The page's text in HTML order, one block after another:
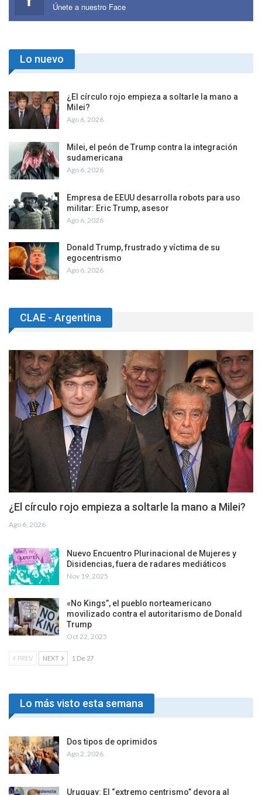
Únete a nuestro Face
Lo nuevo
¿El círculo rojo empieza a soltarle la mano a
Milei?
Ago 6, 2026
Milei, el peón de Trump contra la integración
sudamericana
Ago 6, 2026
Empresa de EEUU desarrolla robots para uso
militar: Eric Trump, asesor
Ago 6, 2026
Donald Trump, frustrado y víctima de su
egocentrismo
Ago 6, 2026
CLAE - Argentina
¿El círculo rojo empieza a soltarle la mano a Milei?
Ago 6, 2026
Nuevo Encuentro Plurinacional de Mujeres y
Disidencias, fuera de radares mediáticos
Nov 19, 2025
«No Kings”, el pueblo norteamericano
movilizado contra el autoritarismo de Donald
Trump
Oct 22, 2025
PREV NEXT 1 De 27
Lo más visto esta semana
Dos tipos de oprimidos
Ago 2, 2026
Uruguay: El “extremo centrismo” devora al